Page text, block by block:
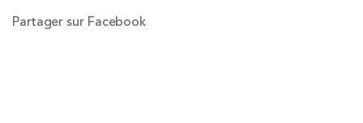
Partager sur Facebook